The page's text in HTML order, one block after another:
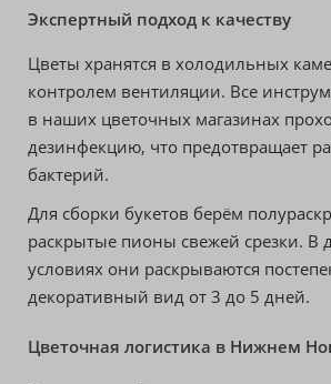
Экспертный подход к качеству
Цветы хранятся в холодильных
контролем вентиляции. Все
в наших цветочных магазинах
дезинфекцию, что предотвращает
бактерий.
Для сборки букетов берём
раскрытые пионы свежей срезки. В
условиях они раскрываются
декоративный вид от 3 до 5 дней.
Цветочная логистика в Нижнем